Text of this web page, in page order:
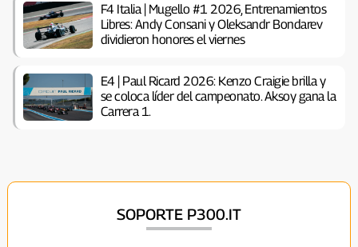
F4 Italia | Mugello #1 2026, Entrenamientos
Libres: Andy Consani y Oleksandr Bondarev
dividieron honores el viernes
E4 | Paul Ricard 2026: Kenzo Craigie brilla y
se coloca líder del campeonato. Aksoy gana la
Carrera 1.
SOPORTE P300.IT